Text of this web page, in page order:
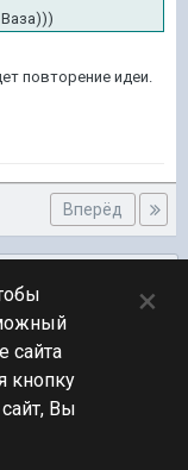
повторение идеи.
Вперёд
сайта
кнопку
Вы
×